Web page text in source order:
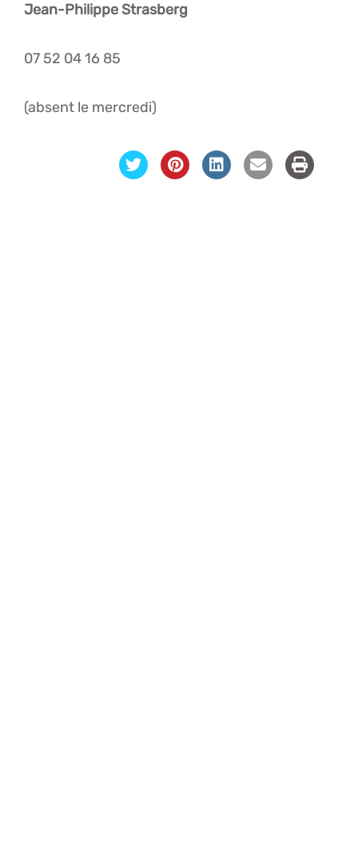
Jean-Philippe Strasberg
07 52 04 16 85
(absent le mercredi)